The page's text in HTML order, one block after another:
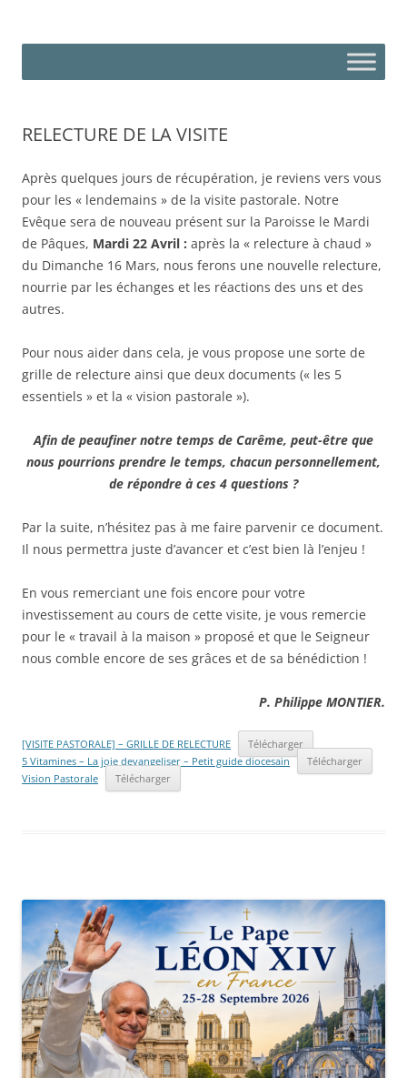
RELECTURE DE LA VISITE
Après quelques jours de récupération, je reviens vers vous
pour les « lendemains » de la visite pastorale. Notre
Evêque sera de nouveau présent sur la Paroisse le Mardi
de Pâques, Mardi 22 Avril : après la « relecture à chaud »
du Dimanche 16 Mars, nous ferons une nouvelle relecture,
nourrie par les échanges et les réactions des uns et des
autres.
Pour nous aider dans cela, je vous propose une sorte de
grille de relecture ainsi que deux documents (« les 5
essentiels » et la « vision pastorale »).
Afin de peaufiner notre temps de Carême, peut-être que
nous pourrions prendre le temps, chacun personnellement,
de répondre à ces 4 questions ?
Par la suite, n’hésitez pas à me faire parvenir ce document.
Il nous permettra juste d’avancer et c’est bien là l’enjeu !
En vous remerciant une fois encore pour votre
investissement au cours de cette visite, je vous remercie
pour le « travail à la maison » proposé et que le Seigneur
nous comble encore de ses grâces et de sa bénédiction !
P. Philippe MONTIER.
[VISITE PASTORALE] – GRILLE DE RELECTURE
Télécharger
5 Vitamines – La joie devangeliser – Petit guide diocesain
Télécharger
Vision Pastorale
Télécharger